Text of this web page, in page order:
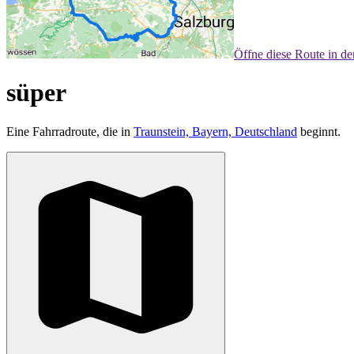
Öffne diese Route in
süper
Eine Fahrradroute, die in Traunstein, Bayern, Deutschland beginnt.